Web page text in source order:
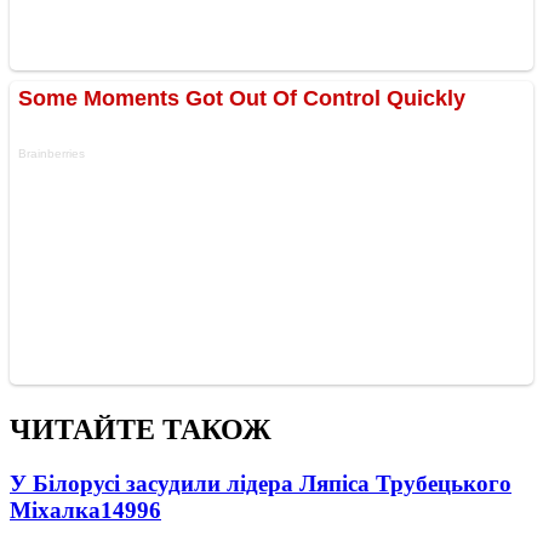
ЧИТАЙТЕ ТАКОЖ
У Білорусі засудили лідера Ляпіса Трубецького
Міхалка14996